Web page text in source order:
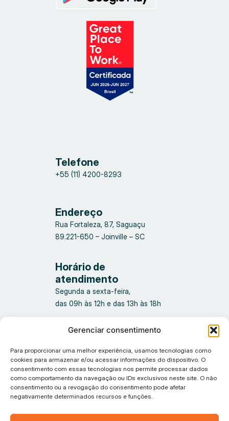
Gerenciar consentimento
Para proporcionar uma melhor experiência, usamos tecnologias como
cookies para armazenar e/ou acessar informações do dispositivo. O
consentimento com essas tecnologias nos permite processar dados
como comportamento da navegação ou IDs exclusivos neste site. O não
consentimento ou a revogação do consentimento pode afetar
negativamente determinados recursos e funções.
Telefone
+55 (11) 4200-8293
Endereço
Rua Fortaleza, 87, Saguaçu
89.221-650 – Joinville – SC
Horário de
atendimento
Segunda a sexta-feira,
das 09h às 12h e das 13h às 18h
Política de privacidade